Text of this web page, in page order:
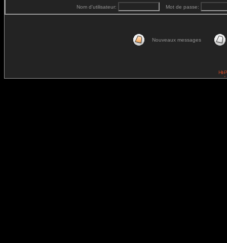
Nom d'utilisateur: Mot de passe:
Nouveaux messages